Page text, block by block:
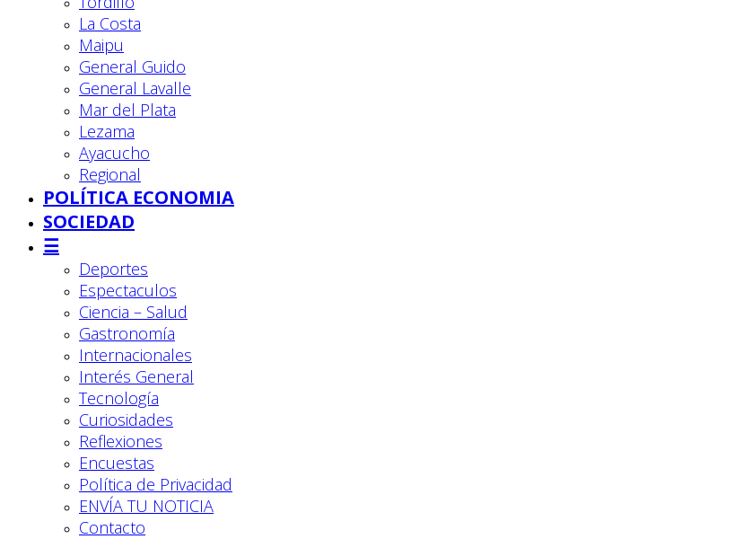
La Costa
Maipu
General Guido
General Lavalle
Mar del Plata
Lezama
Ayacucho
Regional
POLÍTICA ECONOMIA
SOCIEDAD
☰
Deportes
Espectaculos
Ciencia – Salud
Gastronomía
Internacionales
Interés General
Tecnología
Curiosidades
Reflexiones
Encuestas
Política de Privacidad
ENVÍA TU NOTICIA
Contacto